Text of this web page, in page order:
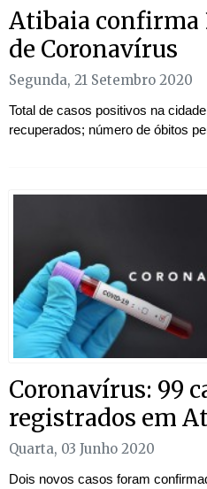
Atibaia confirma
de Coronavírus
Segunda, 21 Setembro 2020
Total de casos positivos na
recuperados; número de óbitos
Coronavírus: 99
registrados em
Quarta, 03 Junho 2020
Dois novos casos foram